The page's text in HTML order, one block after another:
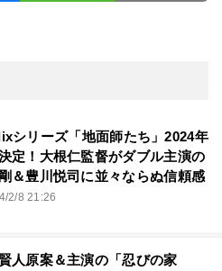
シリーズ「地面師たち」2024年
定！大根仁監督がダブル主演の
＆豊川悦司に並々ならぬ信頼感
2/8 21:26
人原案＆主演の「忍びの家